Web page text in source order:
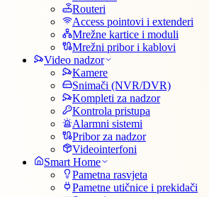
Routeri
Access pointovi i extenderi
Mrežne kartice i moduli
Mrežni pribor i kablovi
Video nadzor
Kamere
Snimači (NVR/DVR)
Kompleti za nadzor
Kontrola pristupa
Alarmni sistemi
Pribor za nadzor
Videointerfoni
Smart Home
Pametna rasvjeta
Pametne utičnice i prekidači